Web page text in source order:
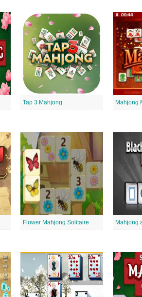
Tap 3 Mahjong Mahjong
Flower Mahjong Solitaire Mahjong